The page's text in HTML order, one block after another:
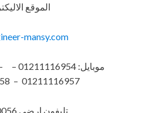
الموقع
mansy.com
01211116957 – 01211116958
تليفون ارضي 0225880056